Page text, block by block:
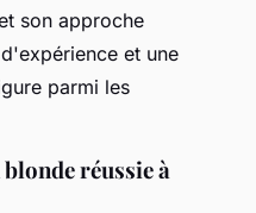
son approche
et une
parmi les
réussie à